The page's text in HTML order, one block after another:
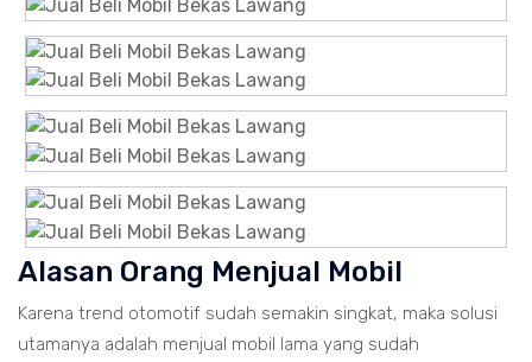
Alasan Orang Menjual Mobil
Karena trend otomotif sudah semakin singkat, maka solusi
utamanya adalah menjual mobil lama yang sudah